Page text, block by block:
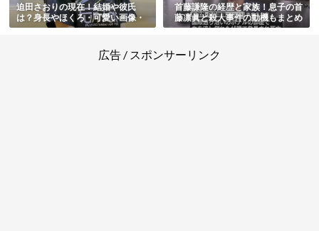
迫田さおりの現在！結婚や彼氏
は？身長やほくろ・可愛い画像・
実家や家族もまとめ
首藤謙隆の経歴と家族！息子の首
藤凛眞と殺人事件の動機もまとめ
【別府イタリアン「北浜カーサ」
広告 / スポンサーリンク